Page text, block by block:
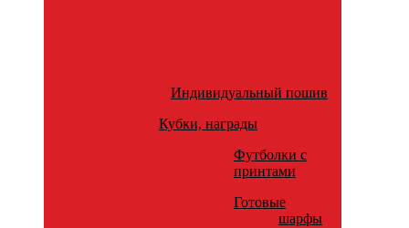
Индивидуальный пошив
Кубки, награды
Футболки с
принтами
Готовые
шарфы